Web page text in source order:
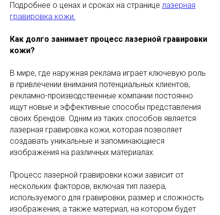
Подробнее о ценах и сроках на странице лазерная
гравировка кожи.
Как долго занимает процесс лазерной гравировки
кожи?
В мире, где наружная реклама играет ключевую роль
в привлечении внимания потенциальных клиентов,
рекламно-производственные компании постоянно
ищут новые и эффективные способы представления
своих брендов. Одним из таких способов является
лазерная гравировка кожи, которая позволяет
создавать уникальные и запоминающиеся
изображения на различных материалах.
Процесс лазерной гравировки кожи зависит от
нескольких факторов, включая тип лазера,
используемого для гравировки, размер и сложность
изображения, а также материал, на котором будет